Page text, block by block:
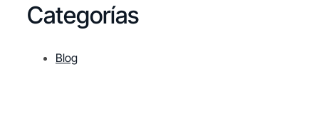
Categorías
Blog